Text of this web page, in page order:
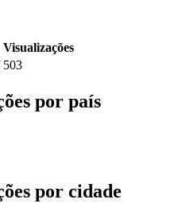
Visualizações
503
por país
por cidade